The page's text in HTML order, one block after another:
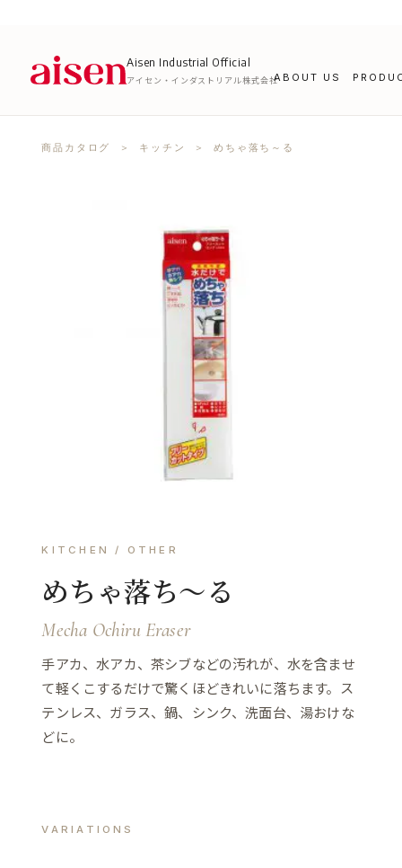
Aisen Industrial Official
アイセン・インダストリアル株式会社ABOUT US
商品カタログ ＞ キッチン ＞ めちゃ落ち～る
KITCHEN / OTHER
めちゃ落ち～る
Mecha Ochiru Eraser
手アカ、水アカ、茶シブなどの汚れが、水を含ませ
て軽くこするだけで驚くほどきれいに落ちます。ス
テンレス、ガラス、鍋、シンク、洗面台、湯おけな
どに。
VARIATIONS